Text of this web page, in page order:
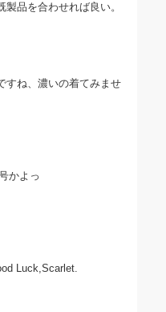
製品を合わせれば良い。
すね、濃いの着てみませ
かよっ
Luck,Scarlet.